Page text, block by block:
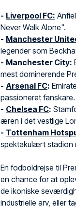
- Liverpool FC:
Never Walk Alone".
- Manchester
legender som
- Manchester City:
mest dominerende
- Arsenal FC:
passioneret fanskare.
- Chelsea FC:
æren i det vestlige
- Tottenham
spektakulært stadion
En fodboldrejse til
en chance for at
de ikoniske
industrielle arv, eller